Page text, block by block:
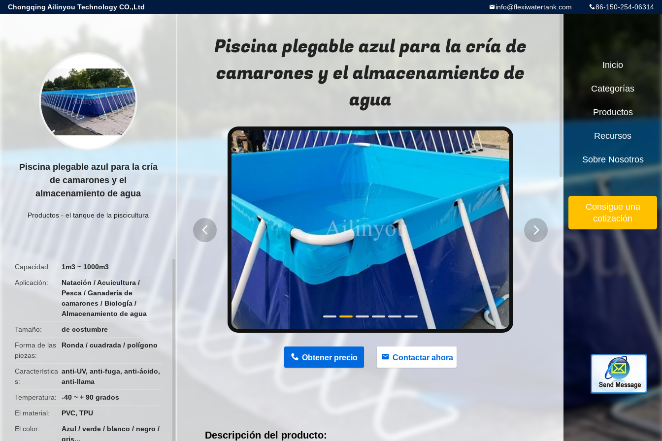
Chongqing Ailinyou Technology CO.,Ltd 86-150-254-06314
info@flexiwatertank.com
Piscina plegable azul para la cría
de camarones y el
almacenamiento de agua
Productos - el tanque de la piscicultura
Capacidad
1m3 ~ 1000m3
Aplicación
Natación / Acuicultura /
Pesca / Ganadería de
camarones / Biología /
Almacenamiento de agua
Tamaño
de costumbre
Forma de las
piezas
Ronda / cuadrada / polígono
Característica
s
anti-UV, anti-fuga, anti-ácido,
anti-llama
Temperatura
-40 ~ + 90 grados
El material
PVC, TPU
El color
Azul / verde / blanco / negro /
gris...
Piscina plegable azul para la cría de
camarones y el almacenamiento de
agua
Obtener precio Contactar ahora
Descripción del producto:
Inicio
Categorías
Productos
Recursos
Sobre Nosotros
Consigue una
cotización